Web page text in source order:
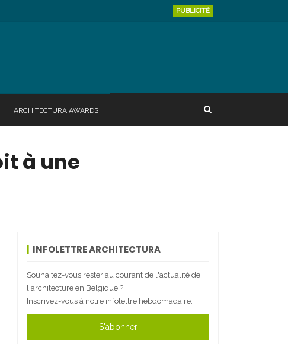
PUBLICITÉ
ARCHITECTURA AWARDS
à une
INFOLETTRE ARCHITECTURA
Souhaitez-vous rester au courant de l'actualité de
l'architecture en Belgique ?
Inscrivez-vous à notre infolettre hebdomadaire.
S'abonner